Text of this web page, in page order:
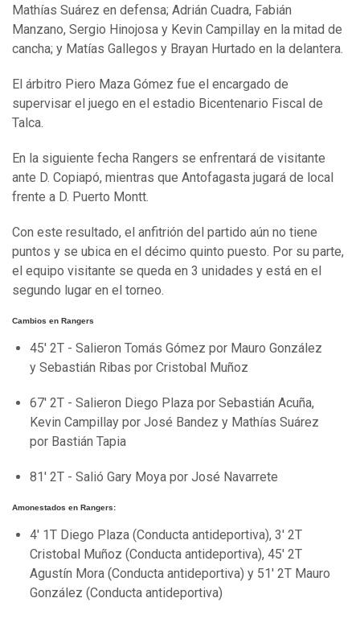
Mathías Suárez en defensa; Adrián Cuadra, Fabián
Manzano, Sergio Hinojosa y Kevin Campillay en la mitad de
cancha; y Matías Gallegos y Brayan Hurtado en la delantera.
El árbitro Piero Maza Gómez fue el encargado de
supervisar el juego en el estadio Bicentenario Fiscal de
Talca.
En la siguiente fecha Rangers se enfrentará de visitante
ante D. Copiapó, mientras que Antofagasta jugará de local
frente a D. Puerto Montt.
Con este resultado, el anfitrión del partido aún no tiene
puntos y se ubica en el décimo quinto puesto. Por su parte,
el equipo visitante se queda en 3 unidades y está en el
segundo lugar en el torneo.
Cambios en Rangers
45' 2T - Salieron Tomás Gómez por Mauro González
y Sebastián Ribas por Cristobal Muñoz
67' 2T - Salieron Diego Plaza por Sebastián Acuña,
Kevin Campillay por José Bandez y Mathías Suárez
por Bastián Tapia
81' 2T - Salió Gary Moya por José Navarrete
Amonestados en Rangers:
4' 1T Diego Plaza (Conducta antideportiva), 3' 2T
Cristobal Muñoz (Conducta antideportiva), 45' 2T
Agustín Mora (Conducta antideportiva) y 51' 2T Mauro
González (Conducta antideportiva)